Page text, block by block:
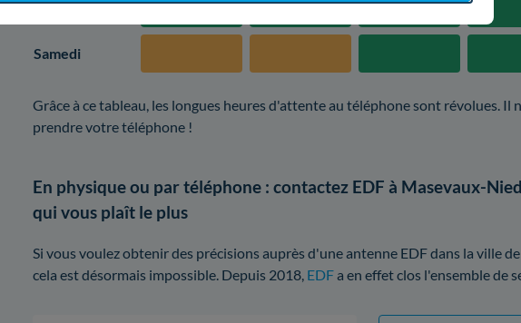
Vendredi
Samedi
Grâce à ce tableau, les longues heures d'attente au téléphone sont révolues. Il
prendre votre téléphone !
En physique ou par téléphone : contactez EDF à Masevaux-
qui vous plaît le plus
Si vous voulez obtenir des précisions auprès d'une antenne EDF dans la ville
cela est désormais impossible. Depuis 2018, EDFa en effet clos l'ensemble de